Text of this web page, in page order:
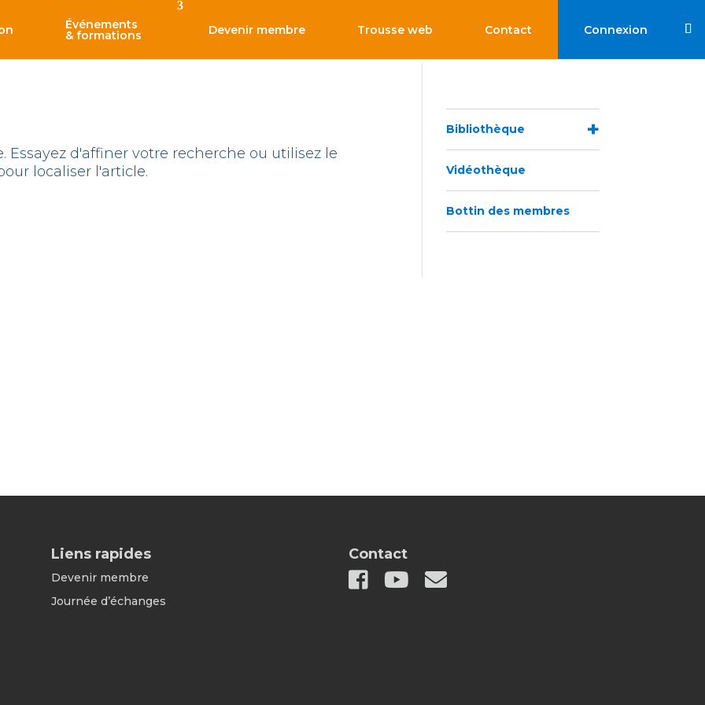
Événements
& formations Devenir membre Trousse web Contact Connexion
d'affiner votre recherche ou utilisez le
localiser l'article.
Bibliothèque
Vidéothèque
Bottin des membres
Liens rapides
Devenir membre
Journée d’échanges
Contact